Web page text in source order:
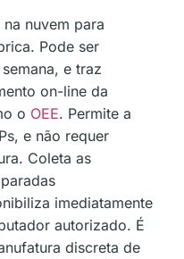
nuvem para
Pode ser
e traz
on-line da
o OEE. Permite a
e não requer
Coleta as
imediatamente
autorizado. É
discreta de